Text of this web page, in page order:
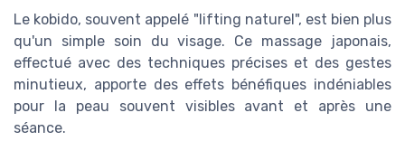
Le kobido, souvent appelé "lifting naturel", est bien plus
qu'un simple soin du visage. Ce massage japonais,
effectué avec des techniques précises et des gestes
minutieux, apporte des effets bénéfiques indéniables
pour la peau souvent visibles avant et après une
séance.